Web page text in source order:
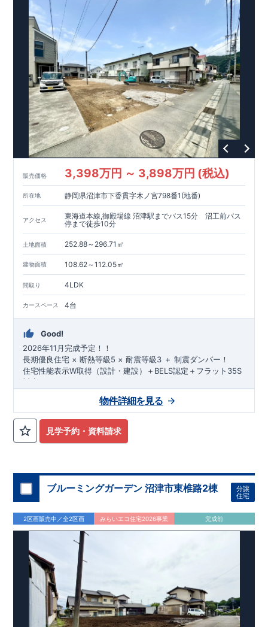
ユーコープ桜づつみ店 約1,100m（徒歩14分）
【 その他施設 】
桜井内科クリニック 約402m（徒歩6分）
JAふじ伊豆北上 約467m（徒歩6分）
三島幸原郵便局 約686m（徒歩9分）
◇ この物件の魅力 ◇
■ 1邸1邸異なる魅力が詰まった『新築戸建』！
■ 『対面式キッチン』で家族の会話が弾む！
■ 『食器洗浄乾燥機』など機能的な設備！
■ 『豊富な収納スペース』を標準搭載！
◇ ブルーミングガーデンのこだわり ◇
【 全棟自社一貫体制 】
設計・施工・営業が一貫。不要な中間マージンを抑え、コスト
ダウンを実現。
ランク「3」を取得。建築基準法の1.5倍の耐震力。
【 住宅性能評価ダブル取得 】
設計段階・建設段階で第三者機関による検査を実施し、品質を
【 長期優良住宅 】
長期にわたる安心・快適な住まいを実現する住宅です。税制優
遇や中古市場での有利性も兼ね備えています。
【 充実のアフターサポート 】
お引渡し後、4回の無料点検と最長60年保証。グループ会社が
【 先着販売 】
ご興味をお持ちいただけましたら、
三島営業所直通: 0120-1081-15
スマートフォンで見やすい特設サイトはこちら
https://www.e-blooming.com/bukken/79075015/
販売価格 3,398万円 ～ 3,898万円 (税込)
所在地 静岡県沼津市下香貫字木ノ宮798番1(地番)
アクセス
東海道本線,御殿場線 沼津駅までバス15分 沼工前バス
停まで徒歩10分
土地面積 252.88～296.71㎡
建物面積 108.62～112.05㎡
間取り 4LDK
カースペース 4台
Good!
2026年11月完成予定！！
長期優良住宅 × 断熱等級5 × 耐震等級3 ＋ 制震ダンパー！
住宅性能表示W取得（設計・建設）＋BELS認定＋フラット35S
対応！
JR東海道本線・JR御殿場線「沼津」駅までバス15分！
◆物件周辺環境◆
教育施設
香貫小学校 約477m（徒歩6分）
第三中学校 約210m（徒歩3分）
ローソン沼津下香貫店 約530m（徒歩7分）
マックスバリュ沼津香貫店 約988m（徒歩13分）
ウエルシア沼津下香貫店 約1,100m（徒歩14分）
その他施設
まの心血管クリニック(内科・外科) 約630m（徒歩8分）
清水銀行下香貫支店 約893m（徒歩12分）
沼津下香貫郵便局 約979m（徒歩13分）
◆この物件の魅力◆
◎便利で暮らしやすい環境
駅徒歩圏内で生活施設も充実。子育て世代も安心の教育・医
見学予約・資料請求
物件詳細を見る
ブルーミングガーデン 沼津市東椎路2棟
分譲
住宅
2区画販売中／全2区画 みらいエコ住宅2026事業 完成前